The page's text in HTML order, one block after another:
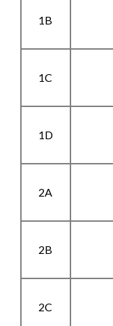
1B
1C
1D
2A
2B
2C